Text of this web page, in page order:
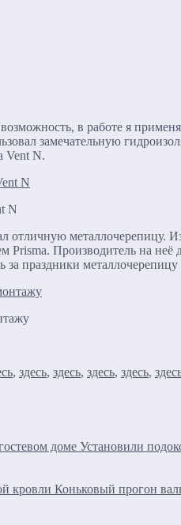
в работе я
замечательную
Vent N.
N
отличную металлочерепицу.
Prisma. Производитель на неё
за праздники
, здесь, здесь, здесь, здесь,
Установили
Коньковый прогон